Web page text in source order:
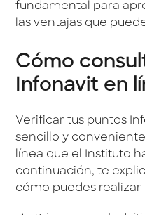
fundamental para
las ventajas que
Cómo
Infonavit en
Verificar tus puntos
sencillo y
línea que el Instituto
continuación, te
cómo puedes realizar